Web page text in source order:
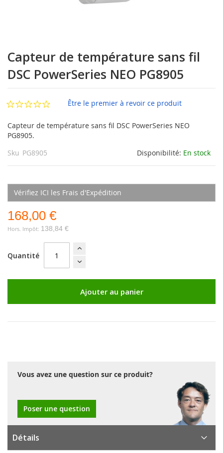
au
début
de
la
Galerie
d’images
Capteur de température sans fil
DSC PowerSeries NEO PG8905
Être le premier à revoir ce produit
Capteur de température sans fil DSC PowerSeries NEO
PG8905.
Disponibilité: En stock
Sku PG8905
Vérifiez ICI les Frais d'Expédition
168,00 €
138,84 €
Quantité
Ajouter au panier
Vous avez une question sur ce produit?
Poser une question
Détails